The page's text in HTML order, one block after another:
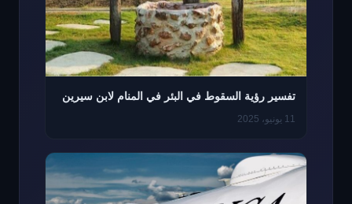
تفسير رؤية السقوط في البئر في المنام لابن سيرين
11 يونيو، 2025